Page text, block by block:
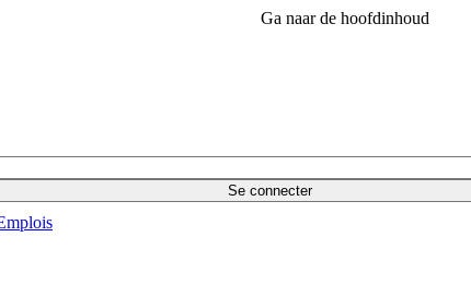
Ga naar de hoofdinhoud
Se connecter